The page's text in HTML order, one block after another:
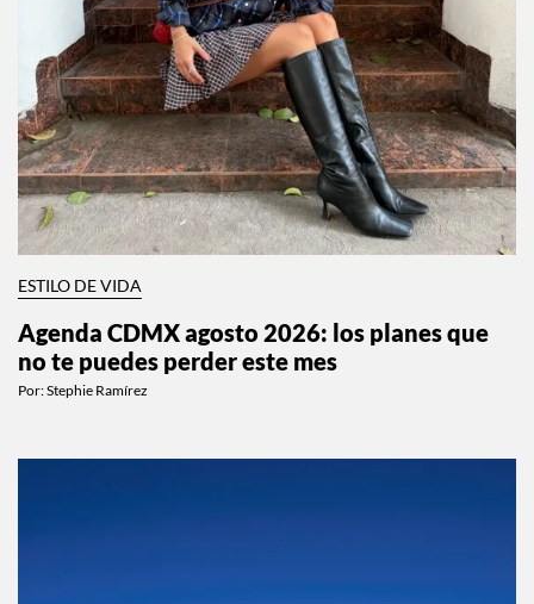
ESTILO DE VIDA
Agenda CDMX agosto 2026: los planes que
no te puedes perder este mes
Por:Stephie Ramírez